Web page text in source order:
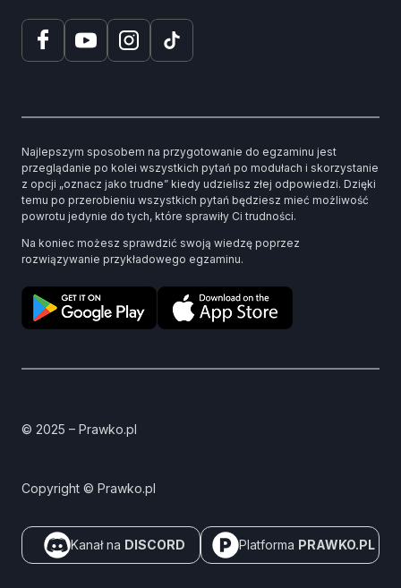
Najlepszym sposobem na przygotowanie do egzaminu jest
przeglądanie po kolei wszystkich pytań po modułach i skorzystanie
z opcji „oznacz jako trudne” kiedy udzielisz złej odpowiedzi. Dzięki
temu po przerobieniu wszystkich pytań będziesz mieć możliwość
powrotu jedynie do tych, które sprawiły Ci trudności.
Na koniec możesz sprawdzić swoją wiedzę poprzez
rozwiązywanie przykładowego egzaminu.
© 2025 – Prawko.pl
Copyright © Prawko.pl
Kanał na DISCORD Platforma PRAWKO.PL